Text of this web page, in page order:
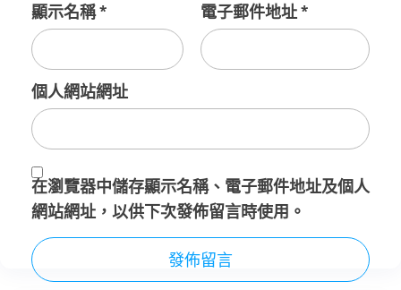
顯示名稱* 電子郵件地址*
個人網站網址
在瀏覽器中儲存顯示名稱、電子郵件地址及個人
網站網址，以供下次發佈留言時使用。